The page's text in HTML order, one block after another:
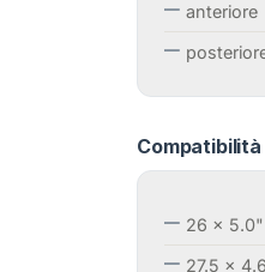
anteriore
26 x 5.0"
27.5 x